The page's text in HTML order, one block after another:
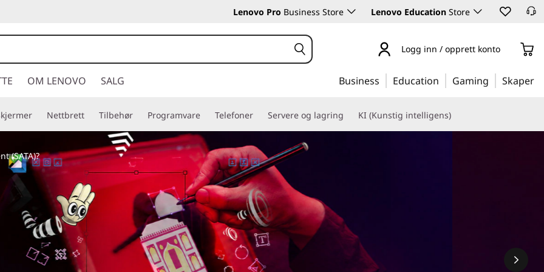
Lenovo Pro Business Store Lenovo Education Store
Logg inn / opprett konto
OM LENOVO SALG Business Education Gaming Skaper
Nettbrett Tilbehør Programvare Telefoner Servere og lagring KI (Kunstig intelligens)
(SATA)?